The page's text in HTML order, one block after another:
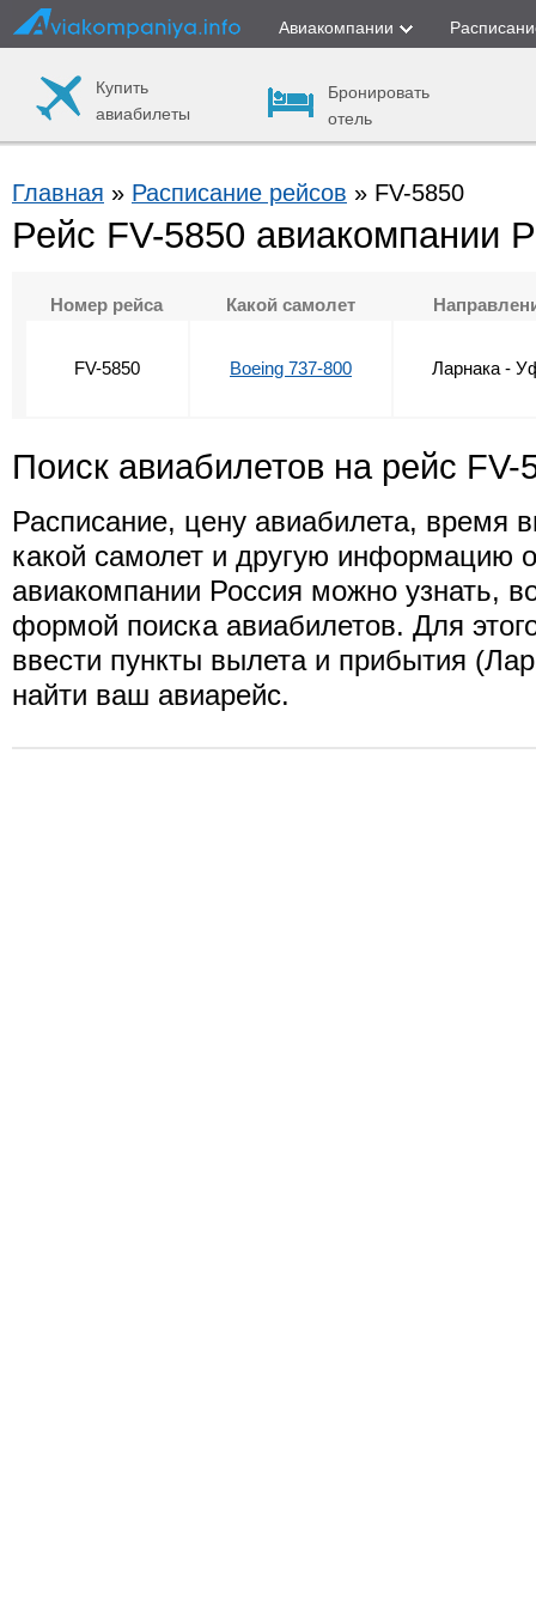
Авиакомпании
Купить
авиабилеты
Бронировать
отель
Главная » Расписание рейсов » FV-5850
Рейс FV-5850 авиакомпании
Номер рейса Какой самолет
FV-5850 Boeing 737-800 Ларнака -
Поиск авиабилетов на рейс FV-
Расписание, цену авиабилета, время
какой самолет и другую информацию
авиакомпании Россия можно узнать,
формой поиска авиабилетов. Для
ввести пункты вылета и прибытия
найти ваш авиарейс.